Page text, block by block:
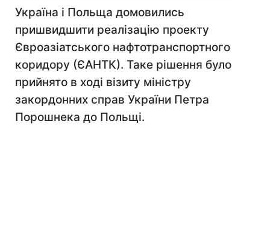
Україна і Польща домовились
пришвидшити реалізацію проекту
Євроазіатського нафтотранспортного
коридору (ЄАНТК). Таке рішення було
прийнято в ході візиту міністру
закордонних справ України Петра
Порошнека до Польщі.